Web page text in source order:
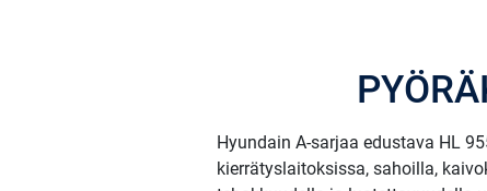
Hyundain A-sarjaa edustava HL
kierrätyslaitoksissa, sahoilla,